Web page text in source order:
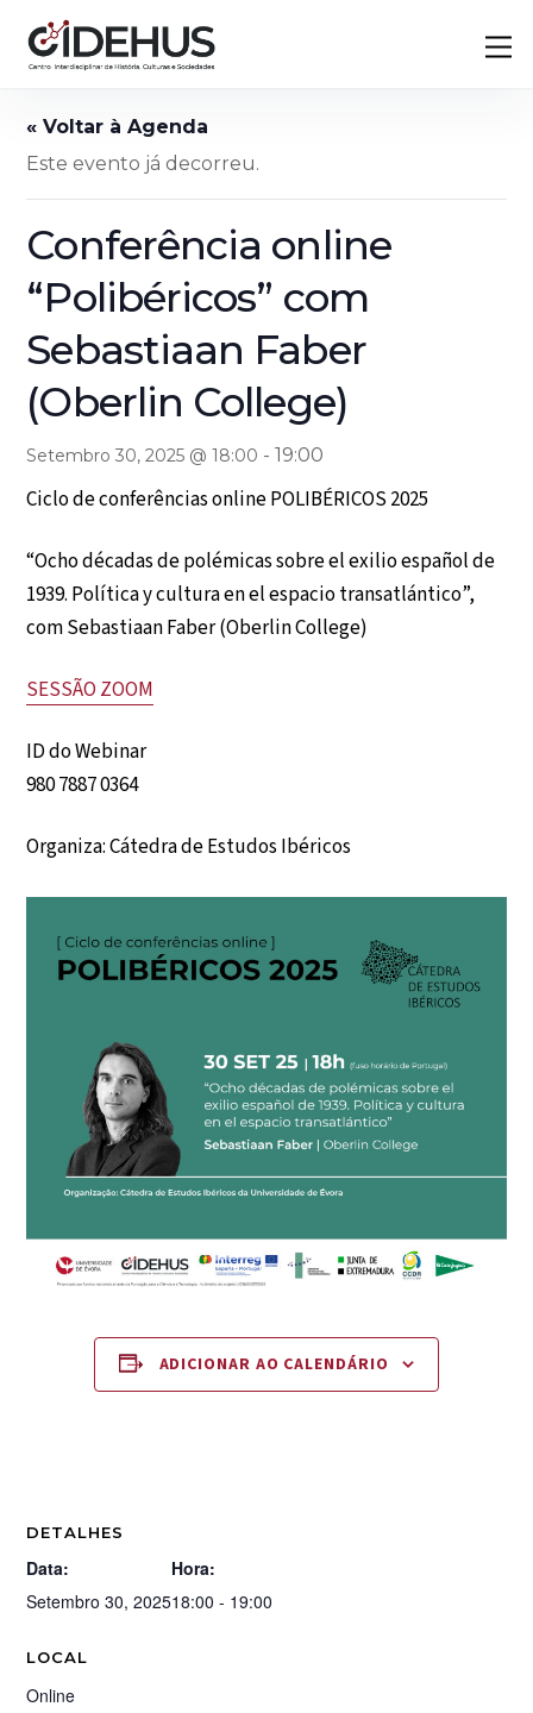
content
Este evento já decorreu.
Conferência online
“Polibéricos” com
Sebastiaan Faber
(Oberlin College)
Setembro 30, 2025 @ 18:00 -19:00
Ciclo de conferências online POLIBÉRICOS 2025
“Ocho décadas de polémicas sobre el exilio español de
1939. Política y cultura en el espacio transatlántico”,
com Sebastiaan Faber (Oberlin College)
SESSÃO ZOOM
ID do Webinar
980 7887 0364
Organiza: Cátedra de Estudos Ibéricos
ADICIONAR AO CALENDÁRIO
DETALHES
Data:
Setembro 30, 2025
Hora:
18:00 - 19:00
LOCAL
Online